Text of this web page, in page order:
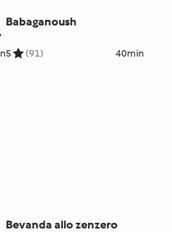
Babaganoush
5 (91) 40min
Bevanda allo zenzero